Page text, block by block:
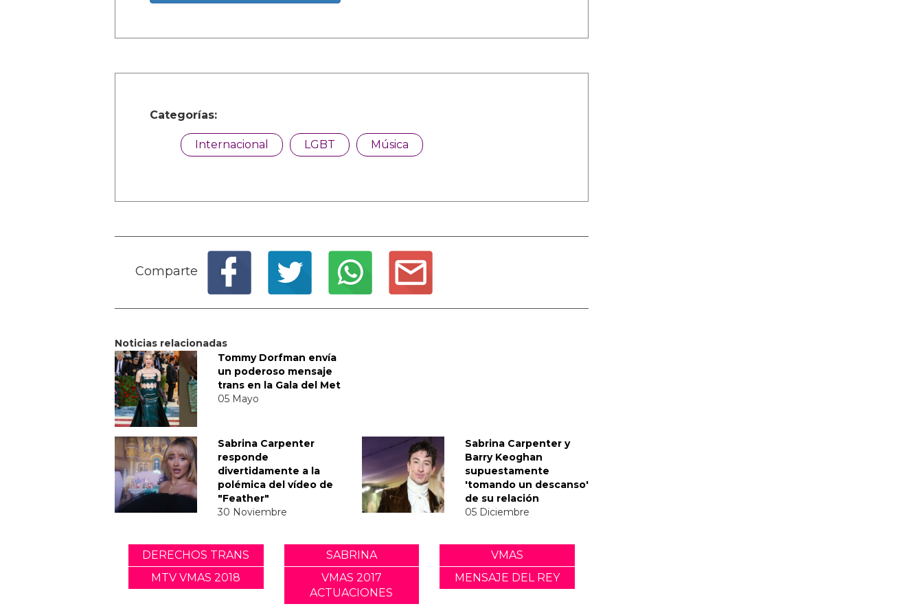
Categorías:
Internacional LGBT Música
Comparte
Noticias relacionadas
Tommy Dorfman envía
un poderoso mensaje
trans en la Gala del Met
05 Mayo
Sabrina Carpenter
responde
divertidamente a la
polémica del vídeo de
"Feather"
30 Noviembre
Sabrina Carpenter y
Barry Keoghan
supuestamente
'tomando un descanso'
de su relación
05 Diciembre
DERECHOS TRANS SABRINA
VMAS
MTV VMAS 2018
VMAS 2017
ACTUACIONES
MENSAJE DEL REY